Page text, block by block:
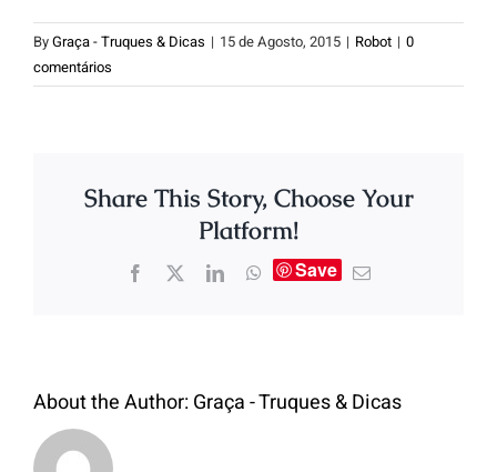
ByGraça - Truques & Dicas | 15 de Agosto, 2015 | Robot | 0
comentários
Share This Story, Choose Your
Platform!
Save
About the Author:Graça - Truques & Dicas